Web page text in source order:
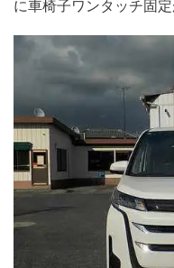
に車椅子ワンタッチ固定